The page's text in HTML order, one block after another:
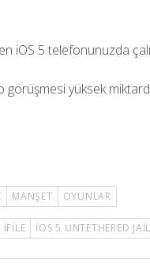
iOS 5 telefonunuzda
yüksek
MANŞET OYUNLAR
IFILE IOS 5 UNTETHERED